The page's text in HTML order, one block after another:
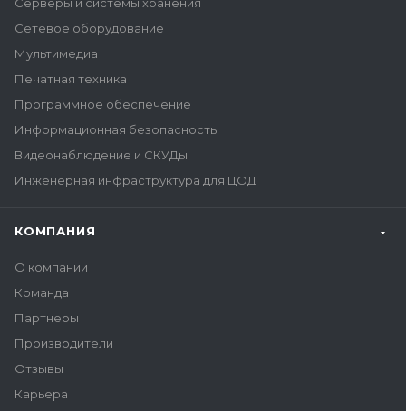
Сетевое оборудование
Мультимедиа
Печатная техника
Программное обеспечение
Информационная безопасность
Видеонаблюдение и СКУДы
Инженерная инфраструктура для ЦОД
КОМПАНИЯ
О компании
Команда
Партнеры
Производители
Отзывы
Карьера